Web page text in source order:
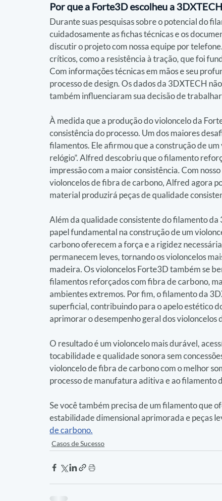
Por que a Forte3D escolheu a
Durante suas pesquisas sobre o potencial do
cuidadosamente as fichas técnicas e os
discutir o projeto com nossa equipe por
críticos, como a resistência à tração, que foi
Com informações técnicas em mãos e seu
processo de design. Os dados da 3DXTECH
também influenciaram sua decisão de
À medida que a produção do violoncelo da
consistência do processo. Um dos maiores
filamentos. Ele afirmou que a construção de
relógio”. Alfred descobriu que o filamento
impressão com a maior consistência. Com
violoncelos de fibra de carbono, Alfred agora
material produzirá peças de qualidade
Além da qualidade consistente do filamento
papel fundamental na construção de um
carbono oferecem a força e a rigidez
permanecem leves, tornando os violoncelos
madeira. Os violoncelos Forte3D também se
filamentos reforçados com fibra de carbono,
ambientes extremos. Por fim, o filamento da
superficial, contribuindo para o apelo estético
aprimorar o desempenho geral dos violoncelos
O resultado é um violoncelo mais durável,
tocabilidade e qualidade sonora sem
violoncelo de fibra de carbono com o melhor
processo de manufatura aditiva e ao filamento
Se você também precisa de um filamento que
estabilidade dimensional aprimorada e peças
de carbono.
Casos de Sucesso